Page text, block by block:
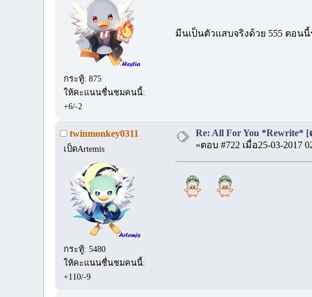
กระทู้: 875
ให้คะแนนชื่นชมคนนี้:
+6/-2
มีนเป็นตัวแสบจริงด้วย 555 ตอน
twinmonkey0311
เป็ดArtemis
กระทู้: 5480
ให้คะแนนชื่นชมคนนี้:
+110/-9
Re: All For You *Rewrite* [
«ตอบ #722 เมื่อ25-03-2017